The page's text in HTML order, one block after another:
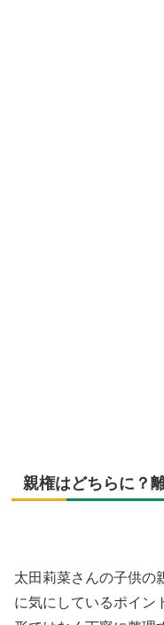
親権はどちらに？
太田莉菜さんの子供の
に気にしているポイン